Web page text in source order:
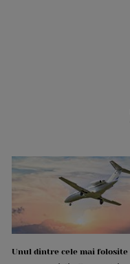
Unul dintre cele mai folosite